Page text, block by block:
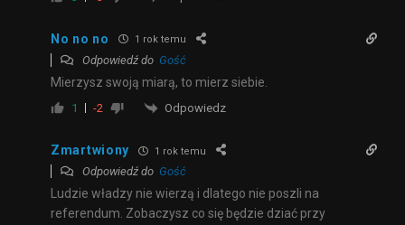
No no no 1 rok temu
Odpowiedź do Gość
Mierzysz swoją miarą, to mierz siebie.
1 -2 Odpowiedz
Zmartwiony 1 rok temu
Odpowiedź do Gość
Ludzie władzy nie wierzą i dlatego nie poszli na
referendum. Zobaczysz co się będzie dziać przy